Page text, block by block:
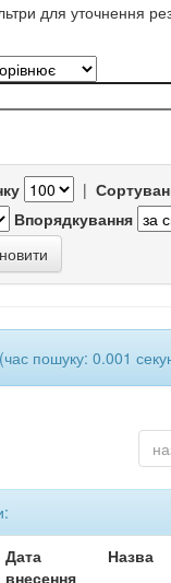
для уточнення
|
Впорядкування
пошуку: 0.001
Дата
внесення
Назва